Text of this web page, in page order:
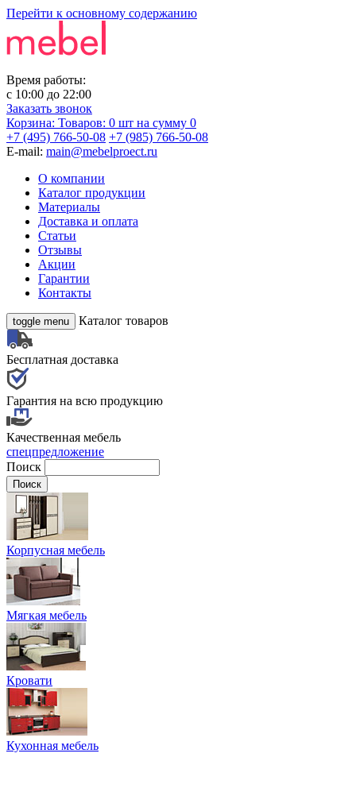
Перейти к основному содержанию
Время работы:
с 10:00 до 22:00
Заказать звонок
Корзина: Товаров: 0 шт на сумму 0
+7 (495) 766-50-08 +7 (985) 766-50-08
E-mail: main@mebelproect.ru
О компании
Каталог продукции
Материалы
Доставка и оплата
Статьи
Отзывы
Акции
Гарантии
Контакты
toggle menu Каталог товаров
Бесплатная доставка
Гарантия на всю продукцию
Качественная мебель
спецпредложение
Поиск
Корпусная мебель
Мягкая мебель
Кровати
Кухонная мебель